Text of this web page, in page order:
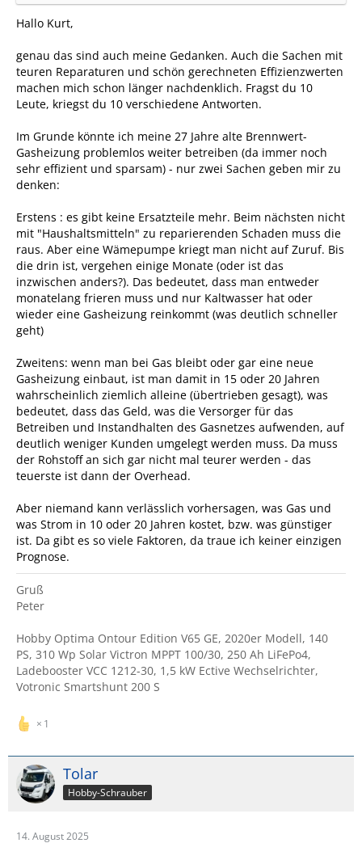
Hallo Kurt,
genau das sind auch meine Gedanken. Auch die Sachen mit
teuren Reparaturen und schön gerechneten Effizienzwerten
machen mich schon länger nachdenklich. Fragst du 10
Leute, kriegst du 10 verschiedene Antworten.
Im Grunde könnte ich meine 27 Jahre alte Brennwert-
Gasheizung problemlos weiter betreiben (da immer noch
sehr effizient und sparsam) - nur zwei Sachen geben mir zu
denken:
Erstens : es gibt keine Ersatzteile mehr. Beim nächsten nicht
mit "Haushaltsmitteln" zu reparierenden Schaden muss die
raus. Aber eine Wämepumpe kriegt man nicht auf Zuruf. Bis
die drin ist, vergehen einige Monate (oder ist das
inzwischen anders?). Das bedeutet, dass man entweder
monatelang frieren muss und nur Kaltwasser hat oder
wieder eine Gasheizung reinkommt (was deutlich schneller
geht)
Zweitens: wenn man bei Gas bleibt oder gar eine neue
Gasheizung einbaut, ist man damit in 15 oder 20 Jahren
wahrscheinlich ziemlich alleine (übertrieben gesagt), was
bedeutet, dass das Geld, was die Versorger für das
Betreiben und Instandhalten des Gasnetzes aufwenden, auf
deutlich weniger Kunden umgelegt werden muss. Da muss
der Rohstoff an sich gar nicht mal teurer werden - das
teuerste ist dann der Overhead.
Aber niemand kann verlässlich vorhersagen, was Gas und
was Strom in 10 oder 20 Jahren kostet, bzw. was günstiger
ist. Da gibt es so viele Faktoren, da traue ich keiner einzigen
Prognose.
Gruß
Peter
Hobby Optima Ontour Edition V65 GE, 2020er Modell, 140
PS, 310 Wp Solar Victron MPPT 100/30, 250 Ah LiFePo4,
Ladebooster VCC 1212-30, 1,5 kW Ective Wechselrichter,
Votronic Smartshunt 200 S
1
Tolar
Hobby-Schrauber
14. August 2025